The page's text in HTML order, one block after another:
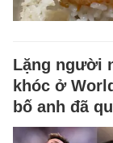
Lặng người
khóc ở
bố anh đã